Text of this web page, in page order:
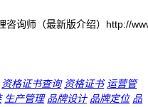
咨询师（最新版介绍）http://
资格证书查询 资格证书 运营管
生产管理 品牌设计 品牌定位 品